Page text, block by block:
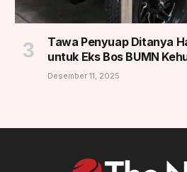
Tawa Penyuap Ditanya
untuk Eks Bos BUMN
Desember 11, 2025